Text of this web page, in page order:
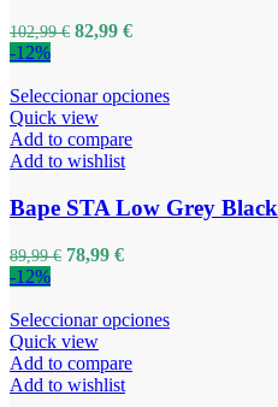
102,99€ 82,99 €
-12%
Seleccionar opciones
Quick view
Add to compare
Add to wishlist
Bape STA Low Grey Black
89,99€ 78,99 €
-12%
Seleccionar opciones
Quick view
Add to compare
Add to wishlist